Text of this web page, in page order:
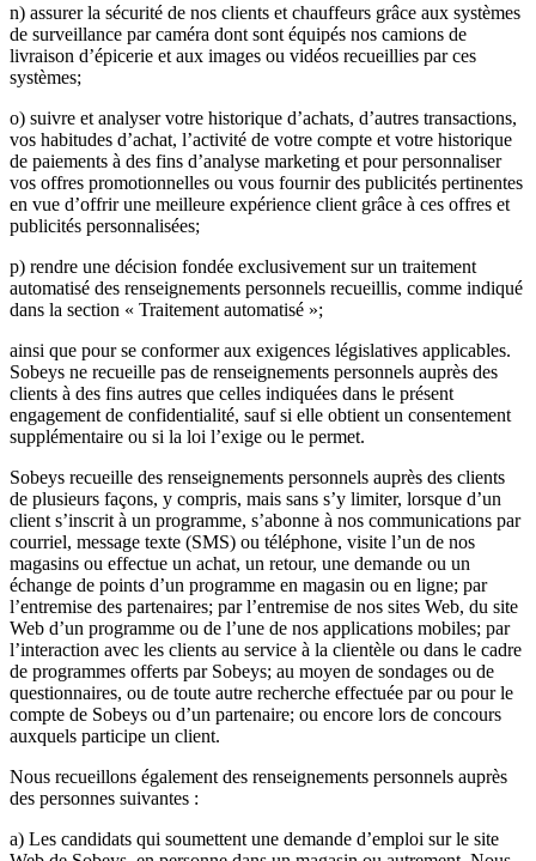
n) assurer la sécurité de nos clients et chauffeurs grâce aux systèmes
de surveillance par caméra dont sont équipés nos camions de
livraison d’épicerie et aux images ou vidéos recueillies par ces
systèmes;
o) suivre et analyser votre historique d’achats, d’autres transactions,
vos habitudes d’achat, l’activité de votre compte et votre historique
de paiements à des fins d’analyse marketing et pour personnaliser
vos offres promotionnelles ou vous fournir des publicités pertinentes
en vue d’offrir une meilleure expérience client grâce à ces offres et
publicités personnalisées;
p) rendre une décision fondée exclusivement sur un traitement
automatisé des renseignements personnels recueillis, comme indiqué
dans la section « Traitement automatisé »;
ainsi que pour se conformer aux exigences législatives applicables.
Sobeys ne recueille pas de renseignements personnels auprès des
clients à des fins autres que celles indiquées dans le présent
engagement de confidentialité, sauf si elle obtient un consentement
supplémentaire ou si la loi l’exige ou le permet.
Sobeys recueille des renseignements personnels auprès des clients
de plusieurs façons, y compris, mais sans s’y limiter, lorsque d’un
client s’inscrit à un programme, s’abonne à nos communications par
courriel, message texte (SMS) ou téléphone, visite l’un de nos
magasins ou effectue un achat, un retour, une demande ou un
échange de points d’un programme en magasin ou en ligne; par
l’entremise des partenaires; par l’entremise de nos sites Web, du site
Web d’un programme ou de l’une de nos applications mobiles; par
l’interaction avec les clients au service à la clientèle ou dans le cadre
de programmes offerts par Sobeys; au moyen de sondages ou de
questionnaires, ou de toute autre recherche effectuée par ou pour le
compte de Sobeys ou d’un partenaire; ou encore lors de concours
auxquels participe un client.
Nous recueillons également des renseignements personnels auprès
des personnes suivantes :
a) Les candidats qui soumettent une demande d’emploi sur le site